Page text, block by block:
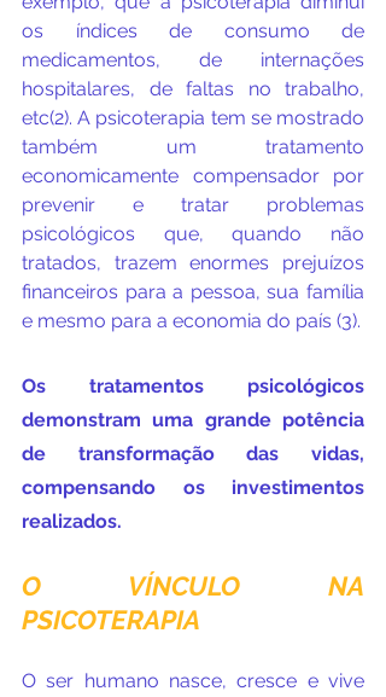
os índices de consumo de
medicamentos, de internações
hospitalares, de faltas no trabalho,
etc(2). A psicoterapia tem se mostrado
também um tratamento
economicamente compensador por
prevenir e tratar problemas
psicológicos que, quando não
tratados, trazem enormes prejuízos
financeiros para a pessoa, sua família
e mesmo para a economia do país (3).
Os tratamentos psicológicos
demonstram uma grande potência
de transformação das vidas,
compensando os investimentos
realizados.
O VÍNCULO NA
PSICOTERAPIA
O ser humano nasce, cresce e vive